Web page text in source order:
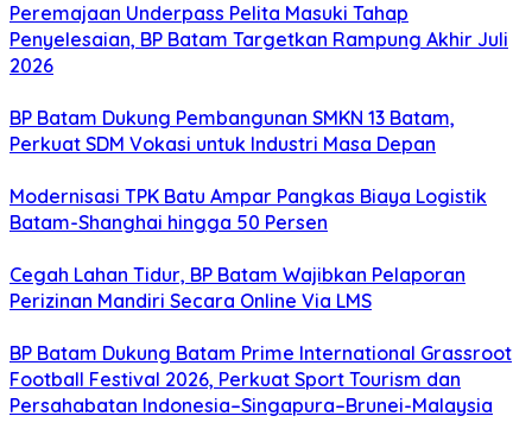
Peremajaan Underpass Pelita Masuki Tahap
Penyelesaian, BP Batam Targetkan Rampung Akhir Juli
2026
BP Batam Dukung Pembangunan SMKN 13 Batam,
Perkuat SDM Vokasi untuk Industri Masa Depan
Modernisasi TPK Batu Ampar Pangkas Biaya Logistik
Batam-Shanghai hingga 50 Persen
Cegah Lahan Tidur, BP Batam Wajibkan Pelaporan
Perizinan Mandiri Secara Online Via LMS
BP Batam Dukung Batam Prime International Grassroot
Football Festival 2026, Perkuat Sport Tourism dan
Persahabatan Indonesia–Singapura–Brunei-Malaysia